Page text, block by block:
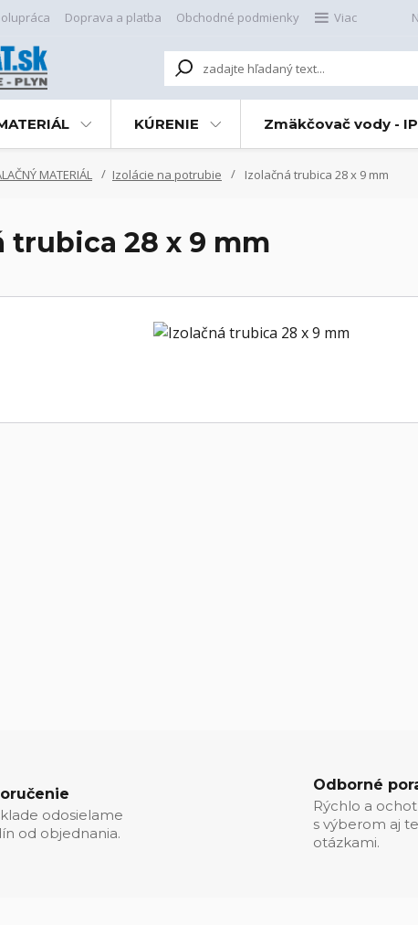
Doprava a platba Obchodné podmienky Viac
KÚRENIE Zmäkčovač vody -
MATERIÁL Izolácie na potrubie Izolačná trubica 28 x 9 mm
trubica 28 x 9 mm
odosielame
od objednania.
Odborné
Rýchlo a
s výberom aj
otázkami.